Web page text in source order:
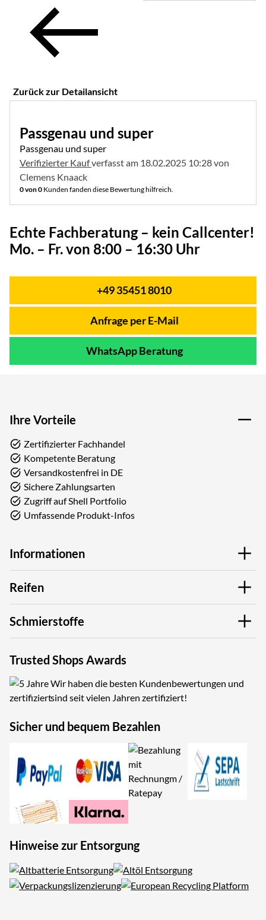
Zurück zur Detailansicht
Passgenau und super
Passgenau und super
Verifizierter Kaufverfasst am 18.02.2025 10:28 von
Clemens Knaack
0 von 0 Kunden fanden diese Bewertung hilfreich.
Echte Fachberatung – kein Callcenter!
Mo. – Fr. von 8:00 – 16:30 Uhr
Telefon:
+49 35451 8010
Anfrage per E-Mail
WhatsApp Beratung
Ihre Vorteile
Zertifizierter Fachhandel
Kompetente Beratung
Versandkostenfrei in DE
Sichere Zahlungsarten
Zugriff auf Shell Portfolio
Umfassende Produkt-Infos
Informationen
Reifen
Schmierstoffe
Trusted Shops Awards
Wir haben die besten Kundenbewertungen und
sind seit vielen Jahren zertifiziert!
Sicher und bequem Bezahlen
Hinweise zur Entsorgung